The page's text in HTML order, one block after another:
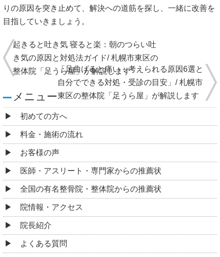
りの原因を突き止めて、解決への道筋を探し、一緒に改善を
目指していきましょう。
起きると吐き気 寝ると楽：朝のつらい吐
き気の原因と対処法ガイド/ 札幌市東区の
整体院「足うら屋」が解説します
「足曲げると痛い：考えられる原因6選と
自分でできる対処・受診の目安」/ 札幌市
東区の整体院「足うら屋」が解説します
メニュー
初めての方へ
料金・施術の流れ
お客様の声
医師・アスリート・専門家からの推薦状
全国の有名整骨院・整体院からの推薦状
院情報・アクセス
院長紹介
よくある質問